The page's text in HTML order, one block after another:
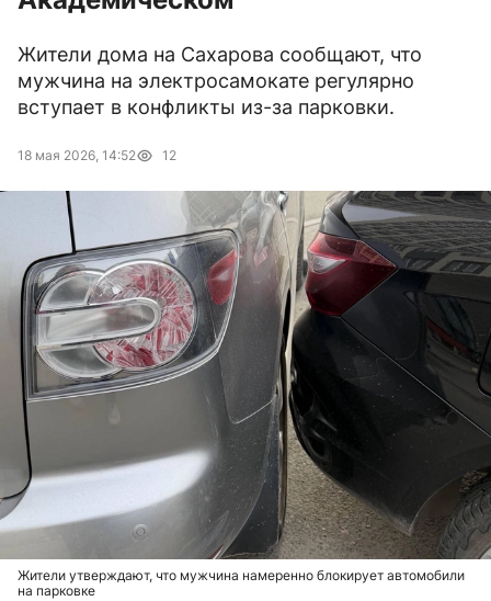
Жители дома на Сахарова сообщают, что
мужчина на электросамокате регулярно
вступает в конфликты из-за парковки.
18 мая 2026, 14:52 12
Жители утверждают, что мужчина намеренно блокирует автомобили
на парковке